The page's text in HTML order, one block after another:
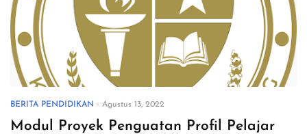
BERITA PENDIDIKAN - Agustus 13, 2022
Modul Proyek Penguatan Profil Pelajar